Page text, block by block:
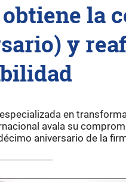
la
y
en
avala su
aniversario de la